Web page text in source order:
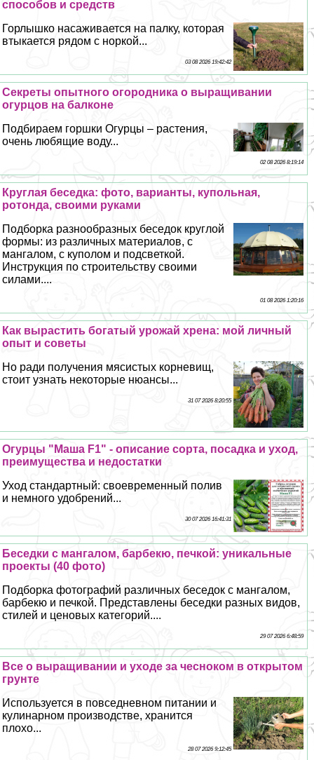
способов и средств
Горлышко насаживается на палку, которая
втыкается рядом с норкой...
03 08 2026 19:42:42
Секреты опытного огородника о выращивании
огурцов на балконе
Подбираем горшки Огурцы – растения,
очень любящие воду...
02 08 2026 8:19:14
Круглая беседка: фото, варианты, купольная,
ротонда, своими руками
Подборка разнообразных беседок круглой
формы: из различных материалов, с
мангалом, с куполом и подсветкой.
Инструкция по строительству своими
силами....
01 08 2026 1:20:16
Как вырастить богатый урожай хрена: мой личный
опыт и советы
Но ради получения мясистых корневищ,
стоит узнать некоторые нюансы...
31 07 2026 8:20:55
Огурцы "Маша F1" - описание сорта, посадка и уход,
преимущества и недостатки
Уход стандартный: своевременный полив
и немного удобрений...
30 07 2026 16:41:31
Беседки с мангалом, барбекю, печкой: уникальные
проекты (40 фото)
Подборка фотографий различных беседок с мангалом,
барбекю и печкой. Представлены беседки разных видов,
стилей и ценовых категорий....
29 07 2026 6:48:59
Все о выращивании и уходе за чесноком в открытом
грунте
Используется в повседневном питании и
кулинарном производстве, хранится
плохо...
28 07 2026 9:12:45